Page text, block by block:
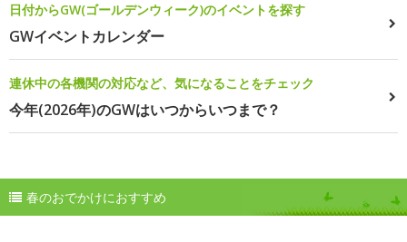
日付からGW(ゴールデンウィーク)のイベントを探す
GWイベントカレンダー
連休中の各機関の対応など、気になることをチェック
今年(2026年)のGWはいつからいつまで？
春のおでかけにおすすめ